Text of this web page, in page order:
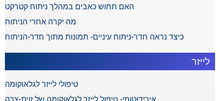
האם תחוש כאבים במהלך ניתוח קטרקט
מה יקרה אחרי הניתוח
כיצד נראה חדר-ניתוח עיניים- תמונות מתוך חדר-הניתוח
לייזר
טיפולי לייזר לגלאוקומה